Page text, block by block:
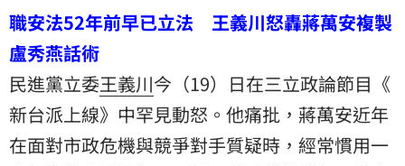
職安法52年前早已立法 王義川怒轟蔣萬安複製
盧秀燕話術
民進黨立委王義川今（19）日在三立政論節目《
新台派上線》中罕見動怒。他痛批，蔣萬安近年
在面對市政危機與競爭對手質疑時，經常慣用一